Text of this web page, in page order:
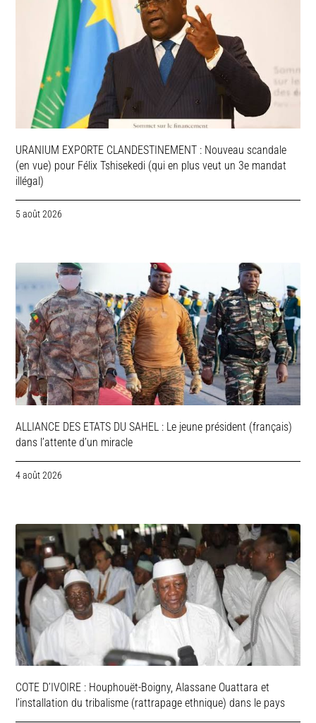
URANIUM EXPORTE CLANDESTINEMENT : Nouveau scandale
(en vue) pour Félix Tshisekedi (qui en plus veut un 3e mandat
illégal)
5 août 2026
ALLIANCE DES ETATS DU SAHEL : Le jeune président (français)
dans l’attente d’un miracle
4 août 2026
COTE D’IVOIRE : Houphouët-Boigny, Alassane Ouattara et
l’installation du tribalisme (rattrapage ethnique) dans le pays